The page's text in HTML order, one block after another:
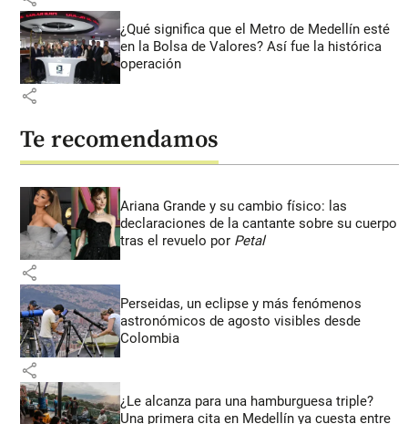
¿Qué significa que el Metro de Medellín esté
en la Bolsa de Valores? Así fue la histórica
operación
share
Te recomendamos
Ariana Grande y su cambio físico: las
declaraciones de la cantante sobre su cuerpo
tras el revuelo por Petal
share
Perseidas, un eclipse y más fenómenos
astronómicos de agosto visibles desde
Colombia
share
¿Le alcanza para una hamburguesa triple?
Una primera cita en Medellín ya cuesta entre